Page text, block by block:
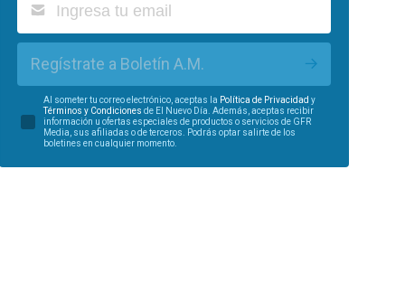
Regístrate a Boletín A.M.
Al someter tu correo electrónico, aceptas la Política de Privacidad y
Términos y Condiciones de El Nuevo Día. Además, aceptas recibir
información u ofertas especiales de productos o servicios de GFR
Media, sus afiliadas o de terceros. Podrás optar salirte de los
boletines en cualquier momento.